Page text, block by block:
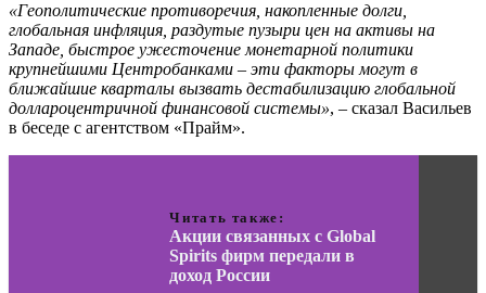
«Геополитические противоречия, накопленные долги,
глобальная инфляция, раздутые пузыри цен на активы на
Западе, быстрое ужесточение монетарной политики
крупнейшими Центробанками – эти факторы могут в
ближайшие кварталы вызвать дестабилизацию глобальной
доллароцентричной финансовой системы», – сказал Васильев
в беседе с агентством «Прайм».
Читать также:
Акции связанных с Global
Spirits фирм передали в
доход России